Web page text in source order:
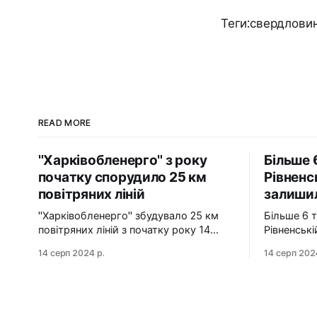
READ MORE
"Харківобленерго" з року
початку спорудило 25 км
повітряних ліній
"Харківобленерго" збудувало 25 км
повітряних ліній з початку року 14
початку року реалізувало близько 25
14 серп 2024 р.
Більше
Більше 6
14 серпня
14 серп